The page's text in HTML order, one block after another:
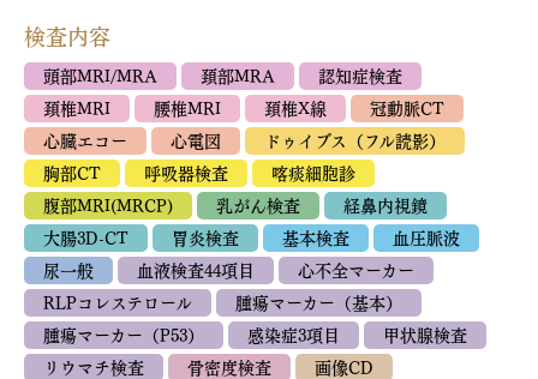
検査内容
頭部MRI/MRA 頚部MRA
認知症検査
頚椎MRI
腰椎MRI 頚椎X線
冠動脈CT
心臓エコー
心電図
ドゥイブス（フル読影）
胸部CT
呼吸器検査
喀痰細胞診
腹部MRI(MRCP)
乳がん検査
経鼻内視鏡
大腸3D-CT
胃炎検査 基本検査
血圧脈波
尿一般
血液検査44項目
心不全マーカー
RLPコレステロール
腫瘍マーカー（基本）
腫瘍マーカー（P53）
感染症3項目
甲状腺検査
リウマチ検査
骨密度検査 画像CD